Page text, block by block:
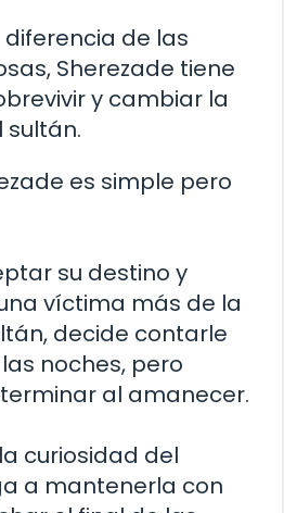
de las
Sherezade tiene
y cambiar la
es simple pero
su destino y
víctima más de la
decide contarle
noches, pero
al amanecer.
curiosidad del
a mantenerla con